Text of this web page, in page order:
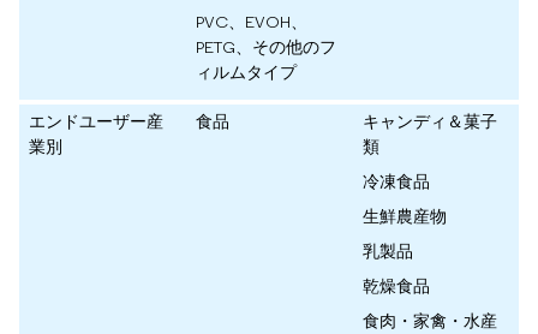
PVC、EVOH、
PETG、その他のフ
ィルムタイプ
エンドユーザー産
業別
食品
キャンディ＆菓子
類
冷凍食品
生鮮農産物
乳製品
乾燥食品
食肉・家禽・水産